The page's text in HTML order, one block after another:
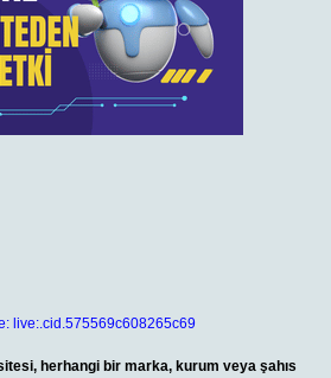
live:.cid.575569c608265c69
herhangi bir marka, kurum veya şahıs